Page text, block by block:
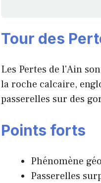
Tour des
Les Pertes de l'Ain
la roche calcaire,
passerelles sur des
Points forts
Phénomène
Passerelles